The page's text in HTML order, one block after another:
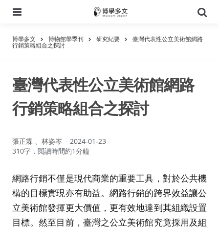
尋
博學多文 博物館學季刊 研究紀要 臺灣代表性公立美術館網路
行銷策略組合之探討
臺灣代表性公立美術館網路
行銷策略組合之探討
作
者：
張正霖 、林姿岑
2024-01-23
310字，閱讀時間約1分鐘
網路行銷不僅是現代商業的重要工具，對於公共機
構的目標實現亦有助益。網路行銷的跨界效益讓公
立美術館發揮更大價值，更有效地達到其組織設置
目標。然至目前，臺灣之公立美術館究竟採用及組